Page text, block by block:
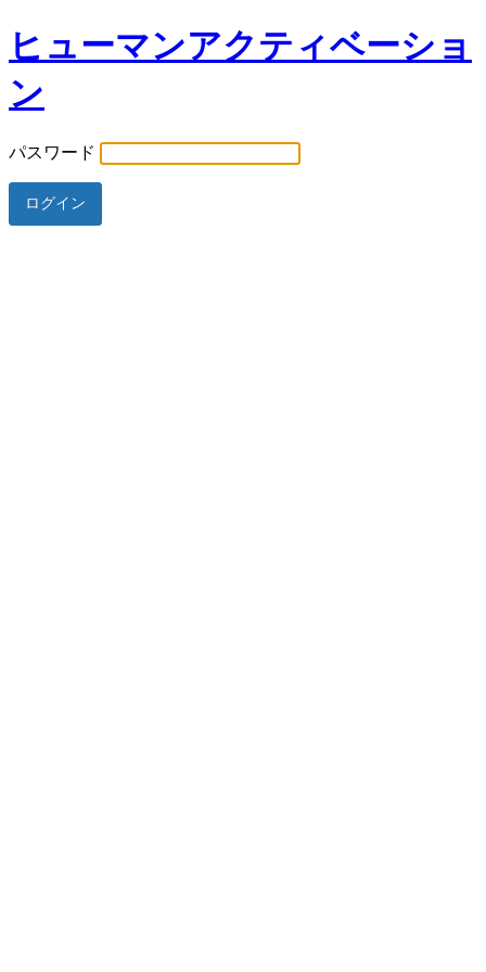
ヒューマンアクティベーショ
ン
パスワード